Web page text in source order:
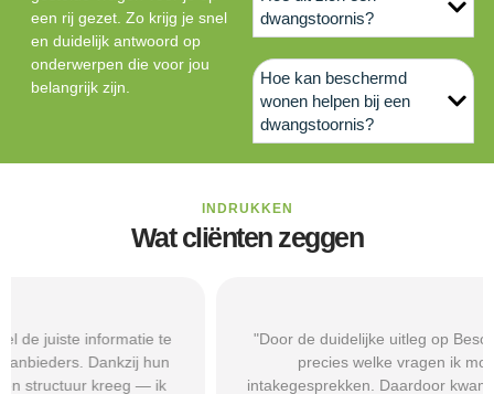
een rij gezet. Zo krijg je snel
en duidelijk antwoord op
onderwerpen die voor jou
belangrijk zijn.
dwangstoornis?
Hoe kan beschermd
wonen helpen bij een
dwangstoornis?
INDRUKKEN
Wat cliënten zeggen
"Door de duidelijke uitleg op Beschermd-Wonen.nl wist ik
precies welke vragen ik moest stellen tijdens
intakegesprekken. Daardoor kwam ik bij een aanbieder die